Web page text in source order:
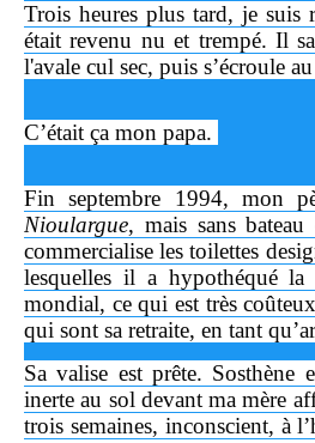
Trois heures plus tard, je
était revenu nu et trempé. Il
l'avale cul sec, puis s’écroule
C’était ça mon papa.
Fin septembre 1994, mon
Nioulargue, mais sans
commercialise les toilettes
lesquelles il a hypothéqué
mondial, ce qui est très
qui sont sa retraite, en tant
Sa valise est prête.
inerte au sol devant ma mère
trois semaines, inconscient, à